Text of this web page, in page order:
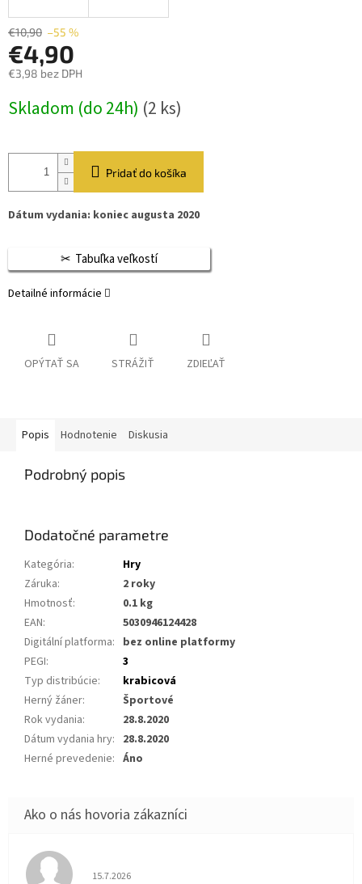
€10,90 –55 %
€4,90
€3,98 bez DPH
cena:
Skladom (do 24h) (2 ks)
Pridať do košíka
Dátum vydania: koniec augusta 2020
Tabuľka veľkostí
Detailné informácie
OPÝTAŤ SA STRÁŽIŤ ZDIEĽAŤ
Popis Hodnotenie Diskusia
Podrobný popis
Dodatočné parametre
Kategória:
Hry
Záruka:
2 roky
Hmotnosť:
0.1 kg
EAN:
5030946124428
Digitální platforma: bez online platformy
PEGI:
3
Typ distribúcie:
krabicová
Herný žáner:
Športové
Rok vydania:
28.8.2020
Dátum vydania hry: 28.8.2020
Herné prevedenie: Áno
Hodnotenie obchodu je 5 z 5 hviezdičiek.
15.7.2026